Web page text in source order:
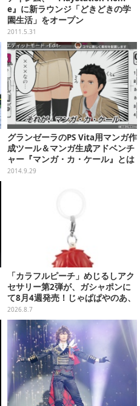
e』に新ラウンジ「どきどきの学
園生活」をオープン
2011.5.31
グランゼーラのPS Vita用マンガ作
成ツール＆マンガ生成アドベンチ
ャー『マンガ・カ・ケール』とは
2014.9.29
「カラフルピーチ」めじるしアク
セサリー第2弾が、ガシャポンに
て8月4週発売！じゃぱぱやのあ、
シヴァたちメンバー11名分ライン
ナップ
2026.8.7